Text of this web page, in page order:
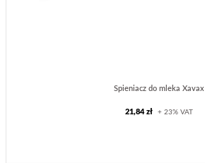
Spieniacz do mleka Xavax
21,84 zł + 23% VAT